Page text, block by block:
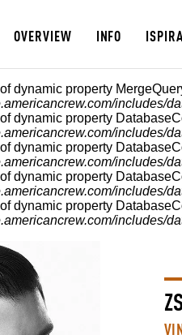
OVERVIEW INFO
ERRORE
dynamic property
includes/
dynamic property
includes/
dynamic property
includes/
dynamic property
includes/
dynamic property
includes/